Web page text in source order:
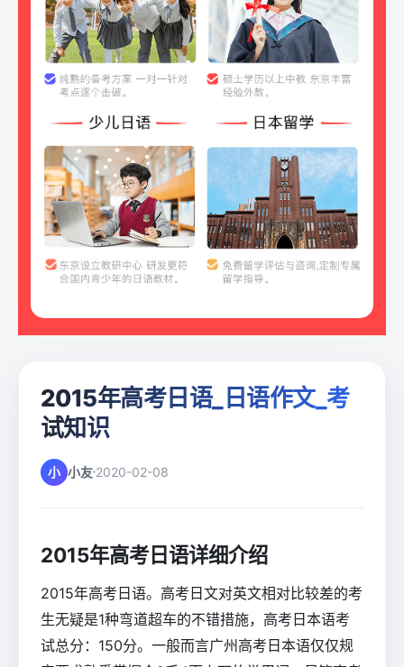
2015年高考日语_日语作文_考
试知识
小 小友 2020-02-08
2015年高考日语详细介绍
2015年高考日语。高考日文对英文相对比较差的考
生无疑是1种弯道超车的不错措施，高考日本语考
试总分：150分。一般而言广州高考日本语仅仅规